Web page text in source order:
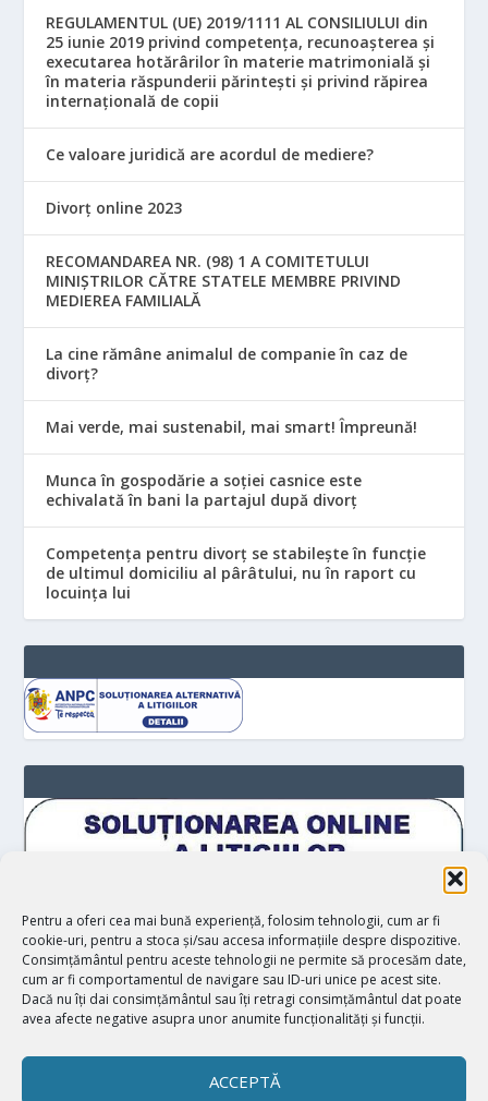
Pentru a oferi cea mai bună experiență, folosim tehnologii, cum ar fi
cookie-uri, pentru a stoca și/sau accesa informațiile despre dispozitive.
Consimțământul pentru aceste tehnologii ne permite să procesăm date,
cum ar fi comportamentul de navigare sau ID-uri unice pe acest site.
Dacă nu îți dai consimțământul sau îți retragi consimțământul dat poate
avea afecte negative asupra unor anumite funcționalități și funcții.
ACCEPTĂ
REGULAMENTUL (UE) 2019/1111 AL CONSILIULUI din
25 iunie 2019 privind competența, recunoașterea și
executarea hotărârilor în materie matrimonială și
în materia răspunderii părintești și privind răpirea
internațională de copii
Ce valoare juridică are acordul de mediere?
Divorț online 2023
RECOMANDAREA NR. (98) 1 A COMITETULUI
MINIŞTRILOR CĂTRE STATELE MEMBRE PRIVIND
MEDIEREA FAMILIALĂ
La cine rămâne animalul de companie în caz de
divorț?
Mai verde, mai sustenabil, mai smart! Împreună!
Munca în gospodărie a soției casnice este
echivalată în bani la partajul după divorț
Competența pentru divorț se stabilește în funcție
de ultimul domiciliu al pârâtului, nu în raport cu
locuinţa lui